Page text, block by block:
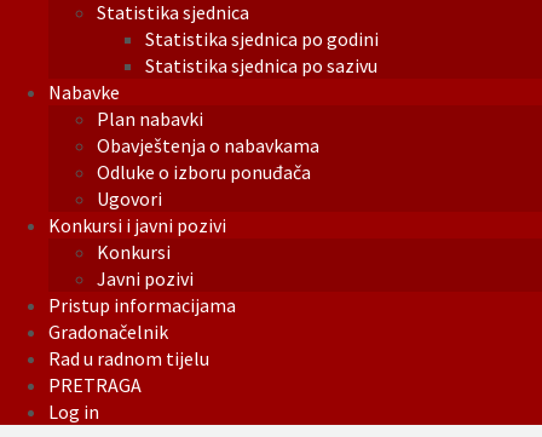
Statistika sjednica
Statistika sjednica po godini
Statistika sjednica po sazivu
Nabavke
Plan nabavki
Obavještenja o nabavkama
Odluke o izboru ponuđača
Ugovori
Konkursi i javni pozivi
Konkursi
Javni pozivi
Pristup informacijama
Gradonačelnik
Rad u radnom tijelu
PRETRAGA
Log in